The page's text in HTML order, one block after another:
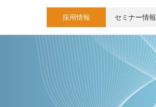
採用情報 セミナー情報